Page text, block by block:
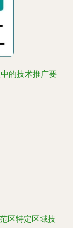
的技术推广要
区特定区域技